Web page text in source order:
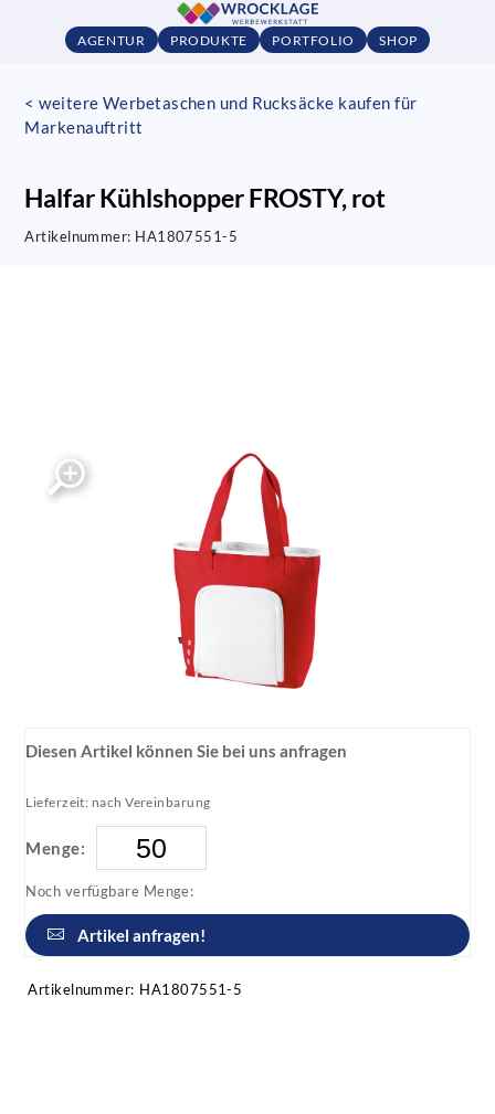
AGENTUR PRODUKTE PORTFOLIO SHOP
< weitere Werbetaschen und Rucksäcke kaufen für
Markenauftritt
Halfar Kühlshopper FROSTY, rot
Artikelnummer: HA1807551-5
Diesen Artikel können Sie bei uns anfragen
Lieferzeit: nach Vereinbarung
Menge:
Noch verfügbare Menge:
Artikel anfragen!
Artikelnummer: HA1807551-5